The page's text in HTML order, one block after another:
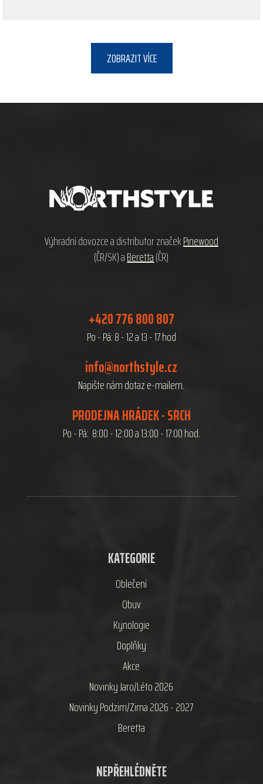
ZOBRAZIT VÍCE
Výhradní dovozce a distributor značekPinewood
(ČR/SK) aBeretta(ČR)
+420 776 800 807
Po - Pá: 8 - 12 a 13 - 17 hod
info@northstyle.cz
Napište nám dotaz e-mailem.
PRODEJNA HRÁDEK - SRCH
Po - Pá: 8:00 - 12:00 a 13:00 - 17:00 hod.
KATEGORIE
Oblečení
Obuv
Kynologie
Doplňky
Akce
Novinky Jaro/Léto 2026
Novinky Podzim/Zima 2026 - 2027
Beretta
NEPŘEHLÉDNĚTE